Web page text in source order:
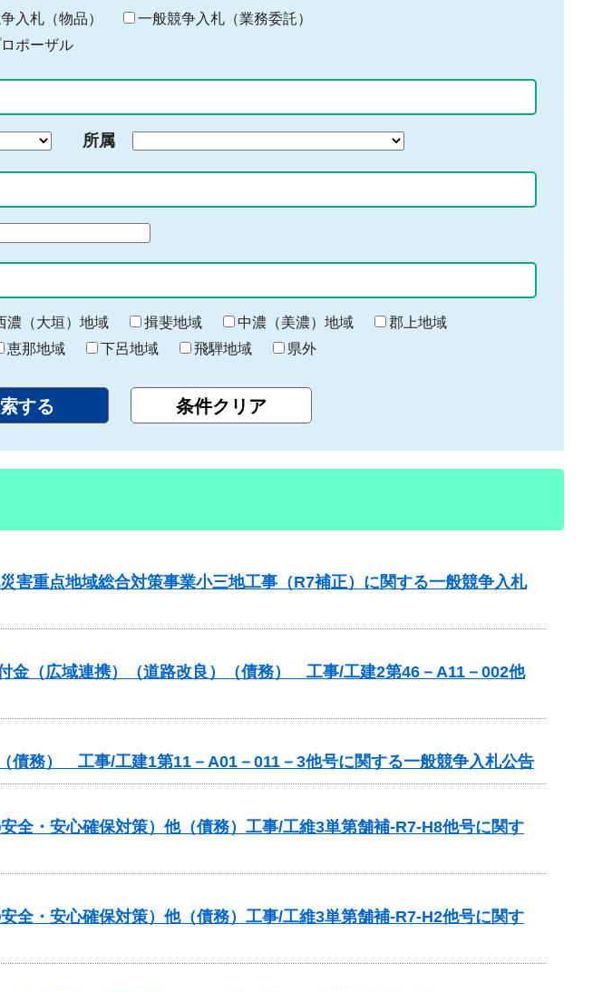
入札（物品）
一般競争入札（業務委託）
ポーザル
所属
濃（大垣）地域 揖斐地域 中濃（美濃）地域
郡上地域
恵那地域 下呂地域 飛騨地域 県外
害重点地域総合対策事業小三地工事（R7補正）に関する一般競争入札
金（広域連携）（道路改良）（債務） 工事/工建2第46－A11－002他
債務） 工事/工建1第11－A01－011－3他号に関する一般競争入札公告
全・安心確保対策）他（債務）工事/工維3単第舗補-R7-H8他号に関す
全・安心確保対策）他（債務）工事/工維3単第舗補-R7-H2他号に関す